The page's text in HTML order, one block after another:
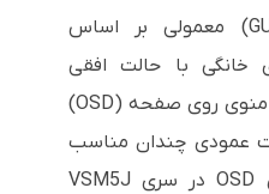
رابط کاربری گرافیکی (GUI) معمولی بر اساس
خانگی با حالت افقی
طراحی شده بود، بنابراین منوی روی صفحه (OSD)
عمودی چندان مناسب
نبود. با این حال، منوی OSD در سری VSM5J